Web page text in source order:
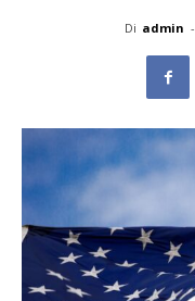
Di admin -